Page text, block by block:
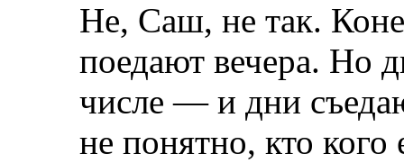
Не, Саш, не так.
поедают вечера. Но
числе — и дни
не понятно, кто